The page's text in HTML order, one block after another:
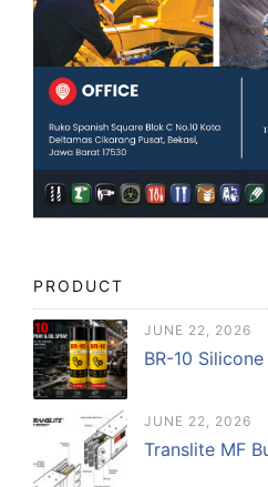
PRODUCT
JUNE 22, 2026
BR-10
JUNE 22, 2026
Translite MF